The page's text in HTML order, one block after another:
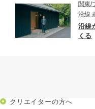
関東
沿線
沿線
くる
クリエイターの方へ